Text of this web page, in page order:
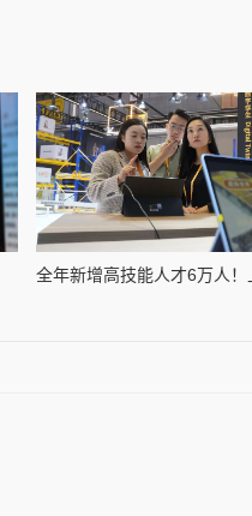
全年新增高技能人才6万人